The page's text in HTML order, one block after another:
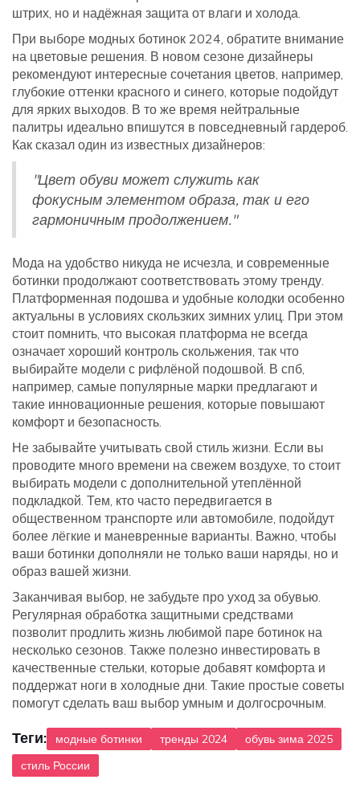
штрих, но и надёжная защита от влаги и холода.
При выборе модных ботинок 2024, обратите внимание
на цветовые решения. В новом сезоне дизайнеры
рекомендуют интересные сочетания цветов, например,
глубокие оттенки красного и синего, которые подойдут
для ярких выходов. В то же время нейтральные
палитры идеально впишутся в повседневный гардероб.
Как сказал один из известных дизайнеров:
"Цвет обуви может служить как
фокусным элементом образа, так и его
гармоничным продолжением."
Мода на удобство никуда не исчезла, и современные
ботинки продолжают соответствовать этому тренду.
Платформенная подошва и удобные колодки особенно
актуальны в условиях скользких зимних улиц. При этом
стоит помнить, что высокая платформа не всегда
означает хороший контроль скольжения, так что
выбирайте модели с рифлёной подошвой. В спб,
например, самые популярные марки предлагают и
такие инновационные решения, которые повышают
комфорт и безопасность.
Не забывайте учитывать свой стиль жизни. Если вы
проводите много времени на свежем воздухе, то стоит
выбирать модели с дополнительной утеплённой
подкладкой. Тем, кто часто передвигается в
общественном транспорте или автомобиле, подойдут
более лёгкие и маневренные варианты. Важно, чтобы
ваши ботинки дополняли не только ваши наряды, но и
образ вашей жизни.
Заканчивая выбор, не забудьте про уход за обувью.
Регулярная обработка защитными средствами
позволит продлить жизнь любимой паре ботинок на
несколько сезонов. Также полезно инвестировать в
качественные стельки, которые добавят комфорта и
поддержат ноги в холодные дни. Такие простые советы
помогут сделать ваш выбор умным и долгосрочным.
Теги: модные ботинки тренды 2024
обувь зима 2025
стиль России